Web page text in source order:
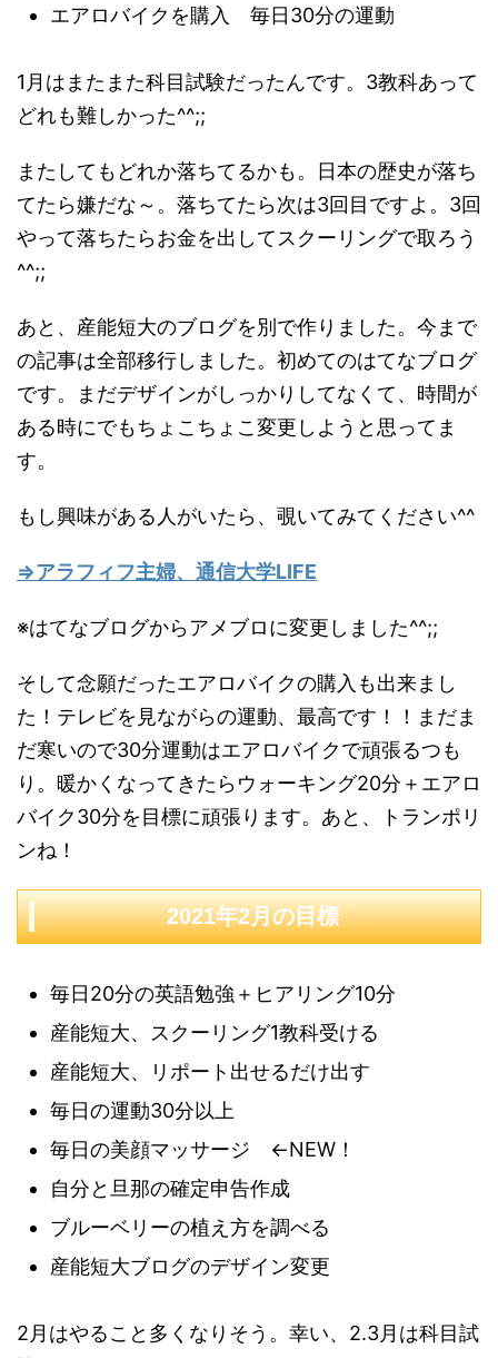
エアロバイクを購入 毎日30分の運動
1月はまたまた科目試験だったんです。3教科あって
どれも難しかった^^;;
またしてもどれか落ちてるかも。日本の歴史が落ち
てたら嫌だな～。落ちてたら次は3回目ですよ。3回
やって落ちたらお金を出してスクーリングで取ろう
^^;;
あと、産能短大のブログを別で作りました。今まで
の記事は全部移行しました。初めてのはてなブログ
です。まだデザインがしっかりしてなくて、時間が
ある時にでもちょこちょこ変更しようと思ってま
す。
もし興味がある人がいたら、覗いてみてください^^
⇒アラフィフ主婦、通信大学LIFE
※はてなブログからアメブロに変更しました^^;;
そして念願だったエアロバイクの購入も出来まし
た！テレビを見ながらの運動、最高です！！まだま
だ寒いので30分運動はエアロバイクで頑張るつも
り。暖かくなってきたらウォーキング20分＋エアロ
バイク30分を目標に頑張ります。あと、トランポリ
ンね！
2021年2月の目標
毎日20分の英語勉強＋ヒアリング10分
産能短大、スクーリング1教科受ける
産能短大、リポート出せるだけ出す
毎日の運動30分以上
毎日の美顔マッサージ ←NEW！
自分と旦那の確定申告作成
ブルーベリーの植え方を調べる
産能短大ブログのデザイン変更
2月はやること多くなりそう。幸い、2.3月は科目試